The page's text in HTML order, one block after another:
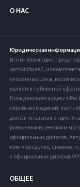
О НАС
Юридическая
Вся информация,
автомобилей, их
указанные цены, носит
является публичной
Гражданского кодекса РФ.
серийных моделей, часть
дополнительная опция.
розничными ценами и
официальных дилеров.
комплектациях,
у официальных дилеров
ОБЩЕЕ